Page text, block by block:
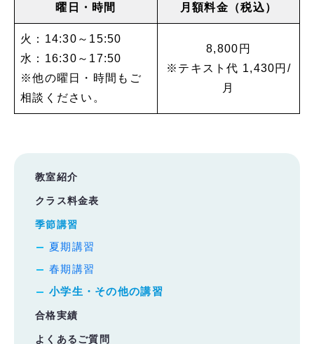
曜日・時間 月額料金（税込）
火：14:30～15:50
水：16:30～17:50
※他の曜日・時間もご
相談ください。
8,800円
※テキスト代 1,430円/
月
教室紹介
クラス料金表
季節講習
夏期講習
春期講習
小学生・その他の講習
合格実績
よくあるご質問